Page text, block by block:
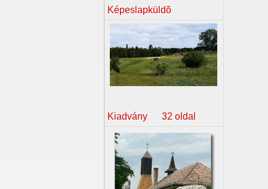
Képeslapküldõ
Kiadvány 32 oldal